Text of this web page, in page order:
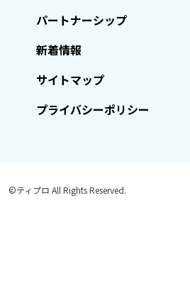
パートナーシップ
新着情報
サイトマップ
プライバシーポリシー
©ティプロ All Rights Reserved.